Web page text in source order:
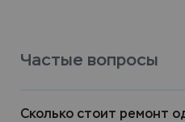
Частые вопросы
Сколько стоит ремонт